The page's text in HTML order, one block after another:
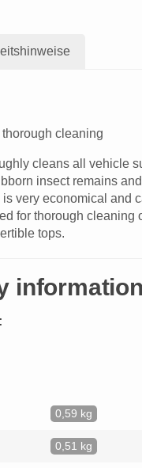
cleaning
cleans all vehicle
insect remains
very economical and
for thorough cleaning
tops.
information
0,59 kg
0,51 kg